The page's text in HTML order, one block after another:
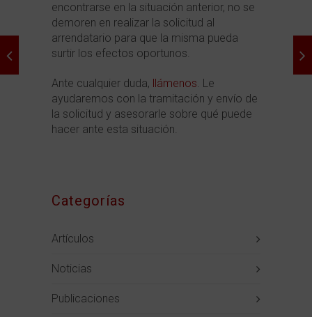
encontrarse en la situación anterior, no se
demoren en realizar la solicitud al
arrendatario para que la misma pueda
surtir los efectos oportunos.
Ante cualquier duda, llámenos. Le
ayudaremos con la tramitación y envío de
la solicitud y asesorarle sobre qué puede
hacer ante esta situación.
Categorías
Artículos
Noticias
Publicaciones